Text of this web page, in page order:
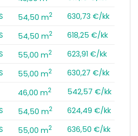
54,50 m2
630,73 €/kk
54,50 m2
618,25 €/kk
55,00 m2
623,91 €/kk
55,00 m2
630,27 €/kk
46,00 m2
542,57 €/kk
54,50 m2
624,49 €/kk
55,00 m2
636,50 €/kk